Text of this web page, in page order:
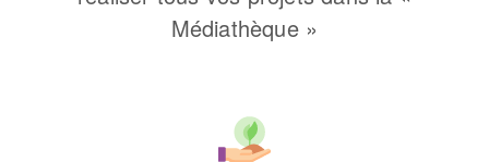
Médiathèque »